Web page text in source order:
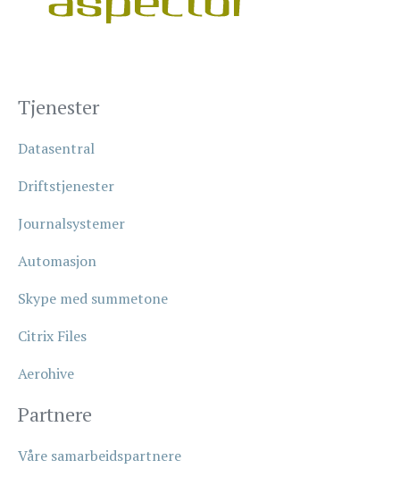
Tjenester
Datasentral
Driftstjenester
Journalsystemer
Automasjon
Skype med summetone
Citrix Files
Aerohive
Partnere
Våre samarbeidspartnere